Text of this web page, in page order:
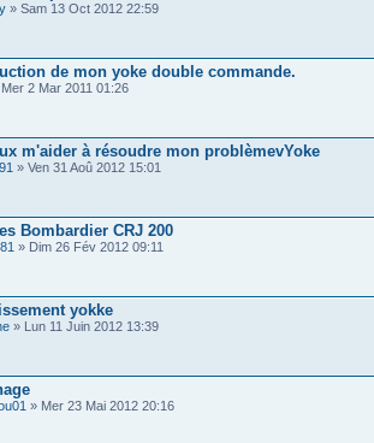
» Sam 13 Oct 2012 22:59
de mon yoke double commande.
2 Mar 2011 01:26
m'aider à résoudre mon problèmevYoke
» Ven 31 Aoû 2012 15:01
Bombardier CRJ 200
» Dim 26 Fév 2012 09:11
yokke
» Lun 11 Juin 2012 13:39
» Mer 23 Mai 2012 20:16